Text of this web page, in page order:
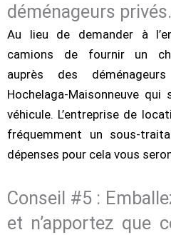
déménageurs privés.
Au lieu de demander à
camions de fournir un
auprès des
Hochelaga-Maisonneuve
véhicule. L’entreprise de
fréquemment un sous-
dépenses pour cela vous
Conseil #5 :
et n’apportez que